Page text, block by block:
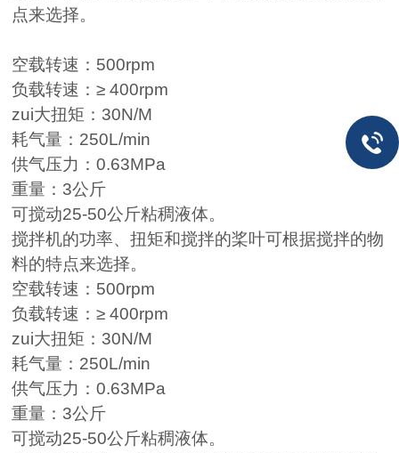
点来选择。
空载转速： 500rpm
负载转速：≥ 400rpm
zui大扭矩： 30N/M
耗气量： 250L/min
供气压力：0.63MPa
重量： 3公斤
可搅动25-50公斤粘稠液体。
搅拌机的功率、扭矩和搅拌的桨叶可根据搅拌的物
料的特点来选择。
空载转速： 500rpm
负载转速：≥ 400rpm
zui大扭矩： 30N/M
耗气量： 250L/min
供气压力：0.63MPa
重量： 3公斤
可搅动25-50公斤粘稠液体。